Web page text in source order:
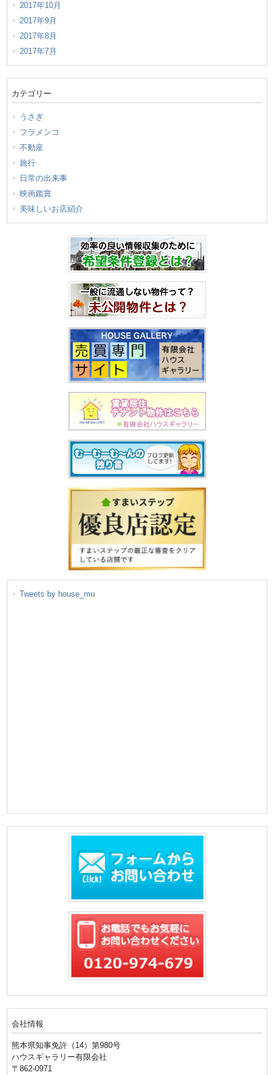
2017年10月
2017年9月
2017年8月
2017年7月
カテゴリー
うさぎ
フラメンコ
不動産
旅行
日常の出来事
映画鑑賞
美味しいお店紹介
Tweets by house_mu
会社情報
熊本県知事免許（14）第980号
ハウスギャラリー有限会社
〒862-0971